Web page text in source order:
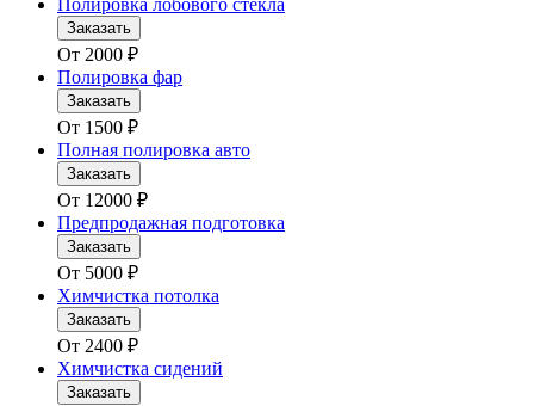
Полировка лобового стекла
Заказать
От 2000 ₽
Полировка фар
Заказать
От 1500 ₽
Полная полировка авто
Заказать
От 12000 ₽
Предпродажная подготовка
Заказать
От 5000 ₽
Химчистка потолка
Заказать
От 2400 ₽
Химчистка сидений
Заказать